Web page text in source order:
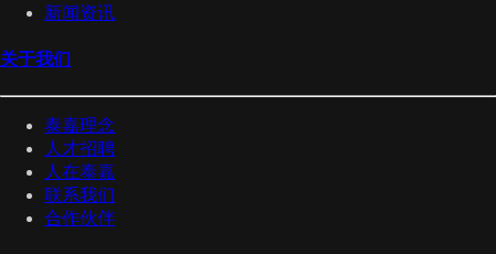
新闻资讯
关于我们
泰嘉理念
人才招聘
人在泰嘉
联系我们
合作伙伴